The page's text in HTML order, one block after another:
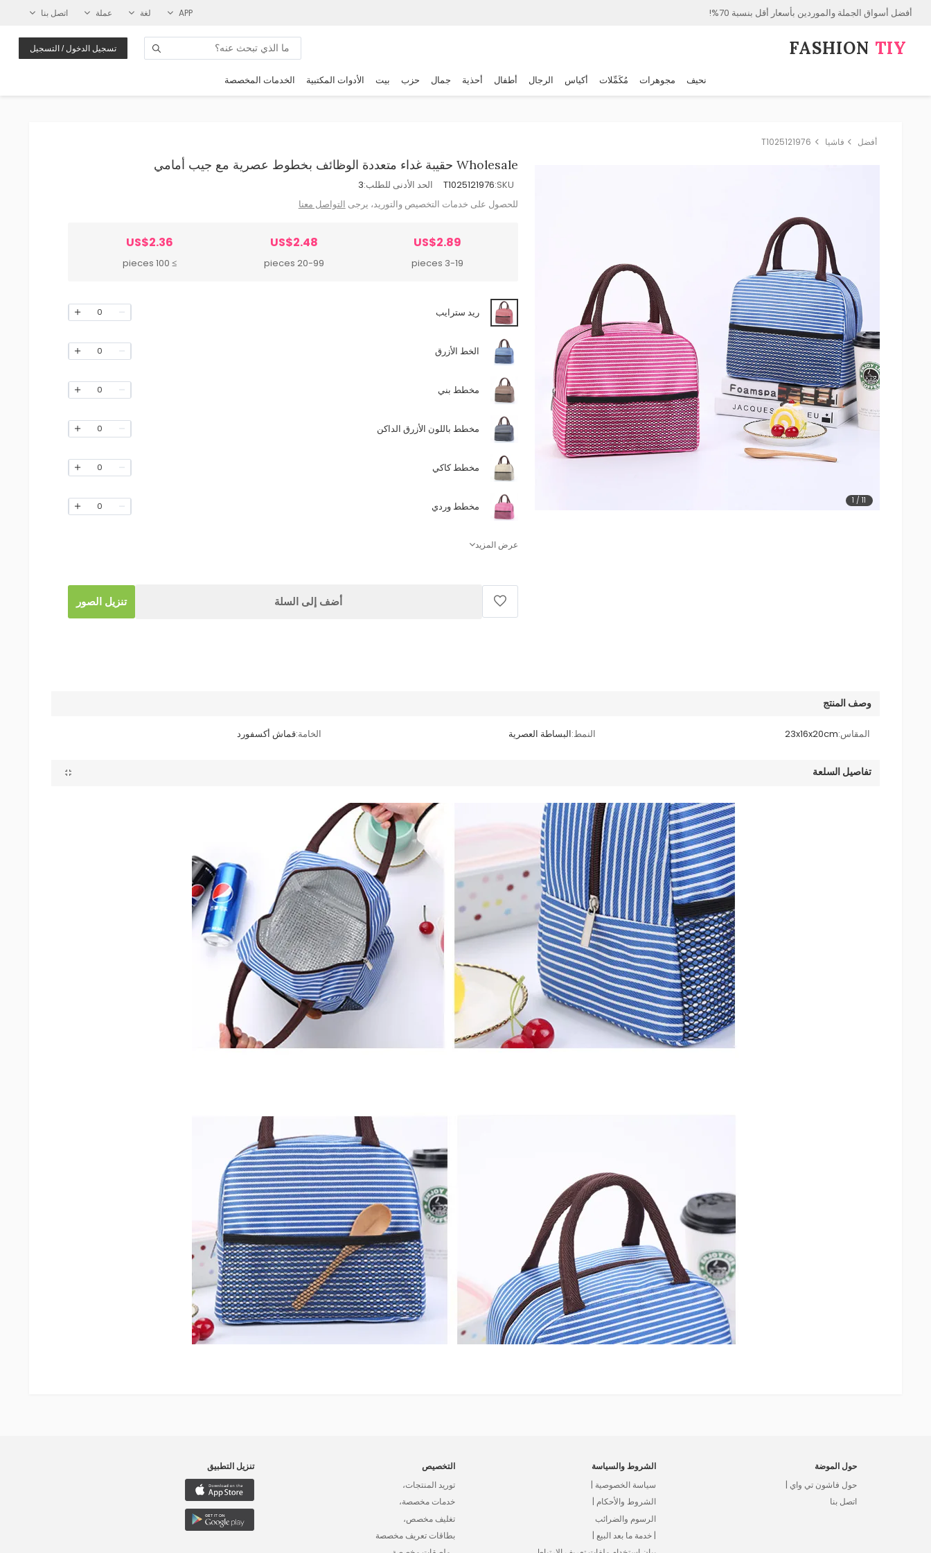
أفضل أسواق الجملة والموردين بأسعار أقل بنسبة 70%! APP لغة عملة اتصل بنا
FASHION⁠ TIY تسجيل الدخول / التسجيل
نحيف مجوهرات مُكَمِّلات أكياس الرجال أطفال أحذية جمال حزب بيت الأدوات المكتبية الخدمات المخصصة
أفضل فاشيا T1025121976
1 /11
Wholesale حقيبة غداء متعددة الوظائف بخطوط عصرية مع جيب أمامي
SKU:
T1025121976 الحد الأدنى للطلب:3
للحصول على خدمات التخصيص والتوريد، يرجى التواصل معنا
US$2.89
3-19 pieces
US$2.48
20-99 pieces
US$2.36
≥ 100 pieces
ريد سترايب 0
الخط الأزرق 0
مخطط بني 0
مخطط باللون الأزرق الداكن 0
مخطط كاكي 0
مخطط وردي 0
عرض المزيد
أضف إلى السلة تنزيل الصور
وصف المنتج
المقاس:23x16x20cm النمط:البساطة العصرية الخامة:قماش أكسفورد
تفاصيل السلعة
حول الموضة
حول فاشون تي واي |
اتصل بنا
الشروط والسياسة
سياسة الخصوصية |
الشروط والأحكام |
الرسوم والضرائب
| خدمة ما بعد البيع |
التخصيص
توريد المنتجات،
خدمات مخصصة،
تغليف مخصص،
بطاقات تعريف مخصصة
تنزيل التطبيق